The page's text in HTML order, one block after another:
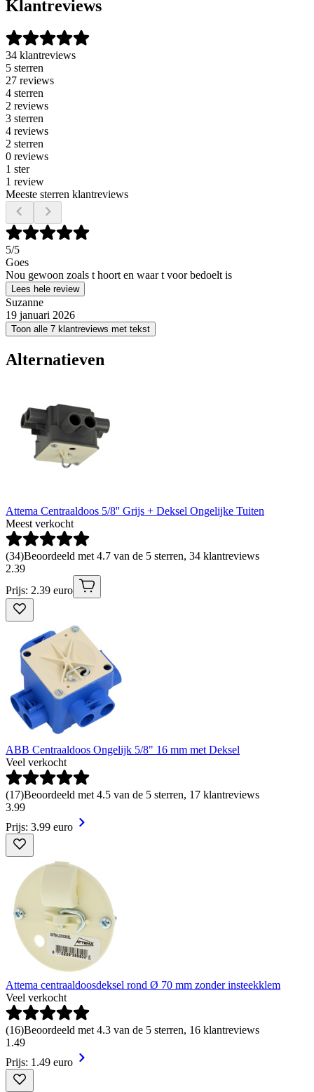
Klantreviews
34 klantreviews
5 sterren
27 reviews
4 sterren
2 reviews
3 sterren
4 reviews
2 sterren
0 reviews
1 ster
1 review
Meeste sterren klantreviews
5/5
Goes
Nou gewoon zoals t hoort en waar t voor bedoelt is
Lees hele review
Suzanne
19 januari 2026
Toon alle 7 klantreviews met tekst
Alternatieven
Attema Centraaldoos 5/8'' Grijs + Deksel Ongelijke Tuiten
Meest verkocht
(34)Beoordeeld met 4.7 van de 5 sterren, 34 klantreviews
2.39
Prijs: 2.39 euro
ABB Centraaldoos Ongelijk 5/8" 16 mm met Deksel
Veel verkocht
(17)Beoordeeld met 4.5 van de 5 sterren, 17 klantreviews
3.99
Prijs: 3.99 euro
Attema centraaldoosdeksel rond Ø 70 mm zonder insteekklem
Veel verkocht
(16)Beoordeeld met 4.3 van de 5 sterren, 16 klantreviews
1.49
Prijs: 1.49 euro